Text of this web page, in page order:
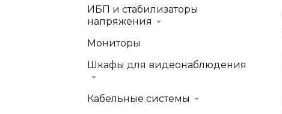
ИБП и стабилизаторы
напряжения
Мониторы
Шкафы для видеонаблюдения
Кабельные системы